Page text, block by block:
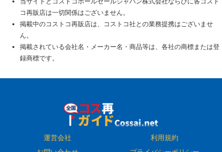
コ再販店は一切関係はございません。
掲載中のコストコ再販店は、コストコ社との業務提携はございませ
ん。
掲載されている会社名・メーカー名・商品等は、各社の商標または登
録商標です。
運営会社
利用規約